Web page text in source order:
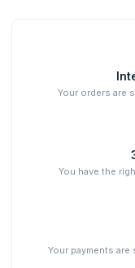
Your orders are
You have the
Your payments